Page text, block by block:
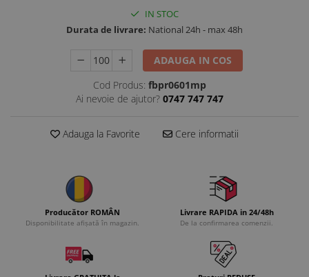
IN STOC
Durata de livrare: National 24h - max 48h
ADAUGA IN COS
Cod Produs: fbpr0601mp
Ai nevoie de ajutor? 0747 747 747
Adauga la Favorite Cere informatii
Producător ROMÂN
Disponibilitate afișată în magazin.
Livrare RAPIDA in 24/48h
De la confirmarea comenzii.